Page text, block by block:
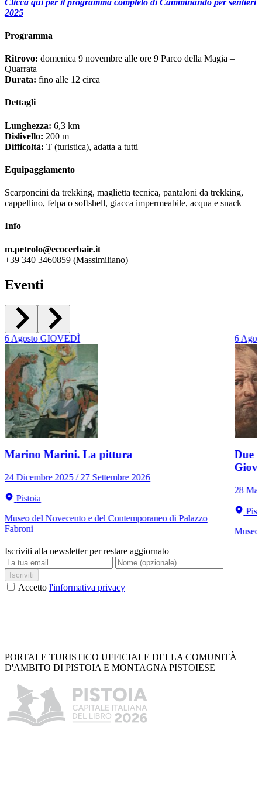
2025
Programma
Ritrovo: domenica 9 novembre alle ore 9 Parco della Magia –
Quarrata
Durata: fino alle 12 circa
Dettagli
Lunghezza: 6,3 km
Dislivello: 200 m
Difficoltà: T (turistica), adatta a tutti
Equipaggiamento
Scarponcini da trekking, maglietta tecnica, pantaloni da trekking,
cappellino, felpa o softshell, giacca impermeabile, acqua e snack
Info
m.petrolo@ecocerbaie.it
+39 340 3460859 (Massimiliano)
Eventi
6Agosto GIOVEDÌ
Marino Marini. La pittura
24 Dicembre 2025 / 27 Settembre 2026
Pistoia
Museo del Novecento e del Contemporaneo di Palazzo
Fabroni
6
Due
28
Museo
Iscriviti alla newsletter per restare aggiornato
Iscriviti
Accetto l'informativa privacy
PORTALE TURISTICO UFFICIALE DELLA COMUNITÀ
D'AMBITO DI PISTOIA E MONTAGNA PISTOIESE